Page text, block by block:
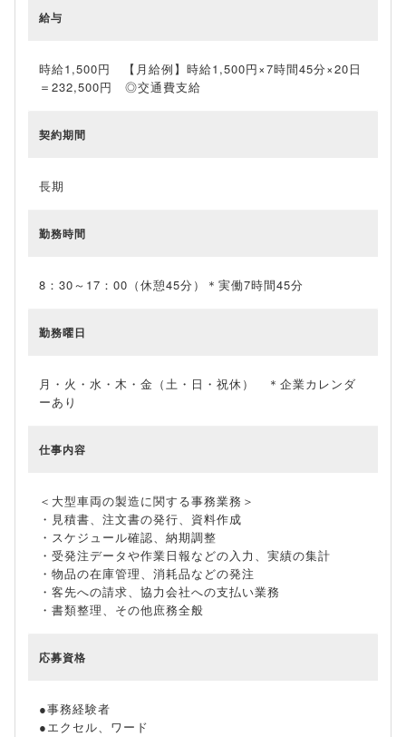
給与
時給1,500円 【月給例】時給1,500円×7時間45分×20日
＝232,500円 ◎交通費支給
契約期間
長期
勤務時間
8：30～17：00（休憩45分）＊実働7時間45分
勤務曜日
月・火・水・木・金（土・日・祝休） ＊企業カレンダ
ーあり
仕事内容
＜大型車両の製造に関する事務業務＞
・見積書、注文書の発行、資料作成
・スケジュール確認、納期調整
・受発注データや作業日報などの入力、実績の集計
・物品の在庫管理、消耗品などの発注
・客先への請求、協力会社への支払い業務
・書類整理、その他庶務全般
応募資格
●事務経験者
●エクセル、ワード